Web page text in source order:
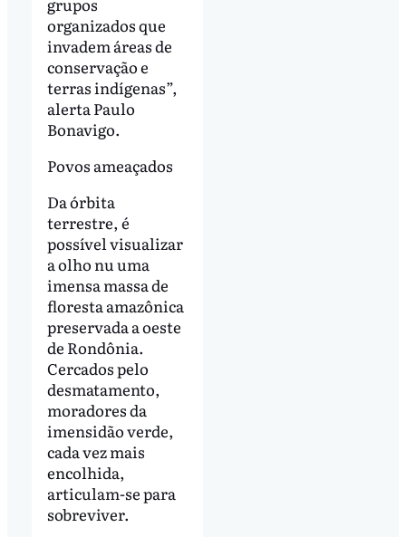
organizados que
invadem áreas de
conservação e
terras indígenas”,
alerta Paulo
Bonavigo.
Povos ameaçados
Da órbita
terrestre, é
possível visualizar
a olho nu uma
imensa massa de
floresta amazônica
preservada a oeste
de Rondônia.
Cercados pelo
desmatamento,
moradores da
imensidão verde,
cada vez mais
encolhida,
articulam-se para
sobreviver.